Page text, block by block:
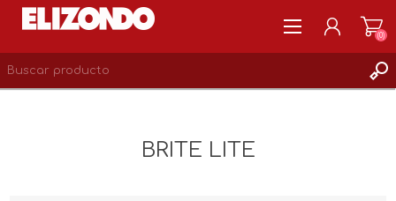
(0)
BRITE LITE